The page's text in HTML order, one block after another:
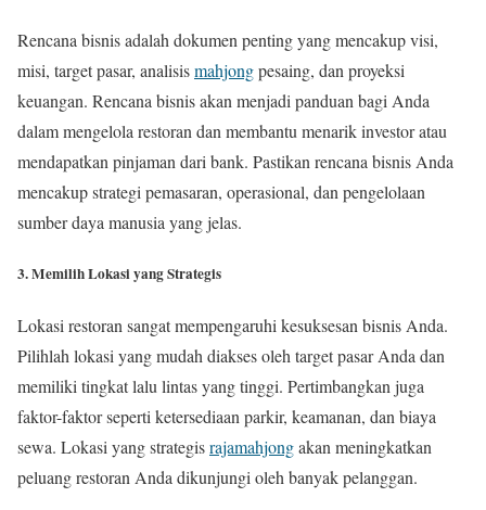
Rencana bisnis adalah dokumen penting yang mencakup visi,
misi, target pasar, analisismahjongpesaing, dan proyeksi
keuangan. Rencana bisnis akan menjadi panduan bagi Anda
dalam mengelola restoran dan membantu menarik investor atau
mendapatkan pinjaman dari bank. Pastikan rencana bisnis Anda
mencakup strategi pemasaran, operasional, dan pengelolaan
sumber daya manusia yang jelas.
3. Memilih Lokasi yang Strategis
Lokasi restoran sangat mempengaruhi kesuksesan bisnis Anda.
Pilihlah lokasi yang mudah diakses oleh target pasar Anda dan
memiliki tingkat lalu lintas yang tinggi. Pertimbangkan juga
faktor-faktor seperti ketersediaan parkir, keamanan, dan biaya
sewa. Lokasi yang strategisrajamahjongakan meningkatkan
peluang restoran Anda dikunjungi oleh banyak pelanggan.